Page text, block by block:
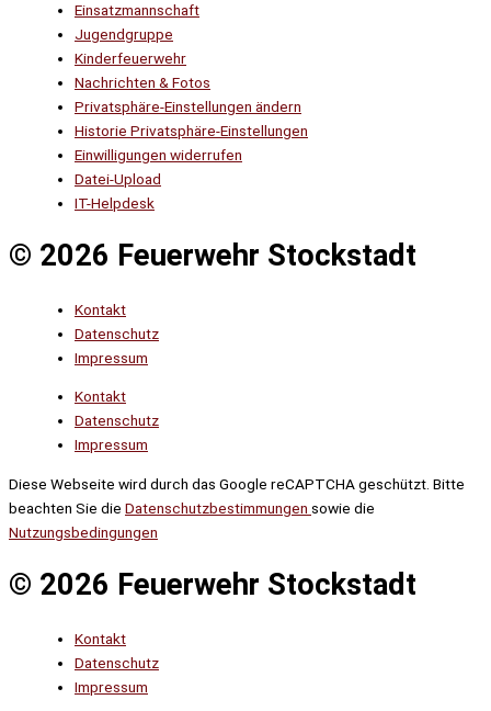
Einsatzmannschaft
Jugendgruppe
Kinderfeuerwehr
Nachrichten & Fotos
Privatsphäre-Einstellungen ändern
Historie Privatsphäre-Einstellungen
Einwilligungen widerrufen
Datei-Upload
IT-Helpdesk
© 2026 Feuerwehr Stockstadt
Kontakt
Datenschutz
Impressum
Kontakt
Datenschutz
Impressum
Diese Webseite wird durch das Google reCAPTCHA geschützt. Bitte
beachten Sie die Datenschutzbestimmungen sowie die
Nutzungsbedingungen
© 2026 Feuerwehr Stockstadt
Kontakt
Datenschutz
Impressum